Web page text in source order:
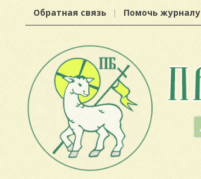
Обратная связь Помочь журналу